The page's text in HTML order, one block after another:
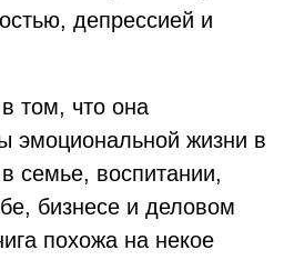
депрессией и
том, что она
эмоциональной жизни в
семье, воспитании,
бизнесе и деловом
похожа на некое